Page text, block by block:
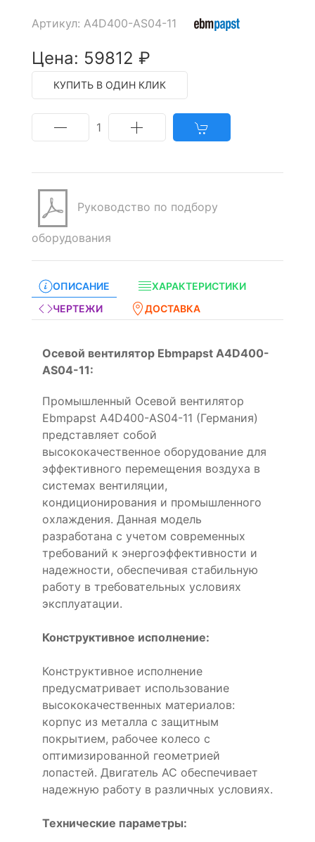
Артикул: A4D400-AS04-11
Цена: 59812 ₽
КУПИТЬ В ОДИН КЛИК
1
Руководство по подбору
оборудования
ОПИСАНИЕ
ХАРАКТЕРИСТИКИ
ЧЕРТЕЖИ
ДОСТАВКА
Осевой вентилятор Ebmpapst A4D400-
AS04-11:
Промышленный Осевой вентилятор
Ebmpapst A4D400-AS04-11 (Германия)
представляет собой
высококачественное оборудование для
эффективного перемещения воздуха в
системах вентиляции,
кондиционирования и промышленного
охлаждения. Данная модель
разработана с учетом современных
требований к энергоэффективности и
надежности, обеспечивая стабильную
работу в требовательных условиях
эксплуатации.
Конструктивное исполнение:
Конструктивное исполнение
предусматривает использование
высококачественных материалов:
корпус из металла с защитным
покрытием, рабочее колесо с
оптимизированной геометрией
лопастей. Двигатель AC обеспечивает
надежную работу в различных условиях.
Технические параметры: